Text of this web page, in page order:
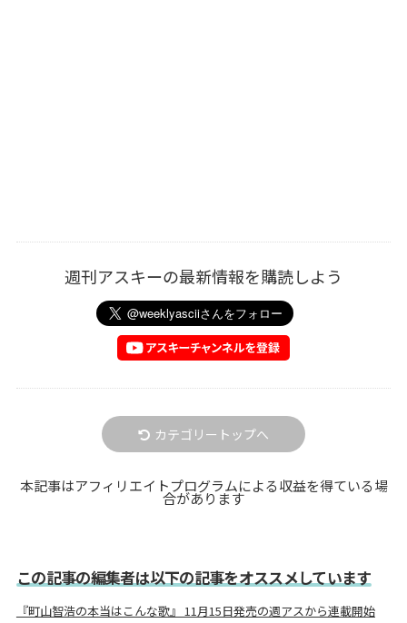
週刊アスキーの最新情報を購読しよう
カテゴリートップへ
本記事はアフィリエイトプログラムによる収益を得ている場
合があります
この記事の編集者は以下の記事をオススメしています
『町山智浩の本当はこんな歌』 11月15日発売の週アスから連載開始